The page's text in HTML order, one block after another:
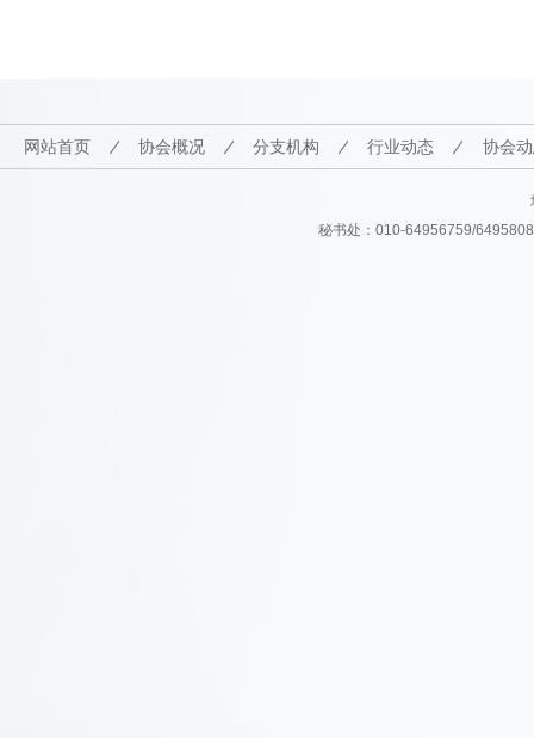
网站首页 协会概况 分支机构 行业动态 协会
秘书处：010-64956759/